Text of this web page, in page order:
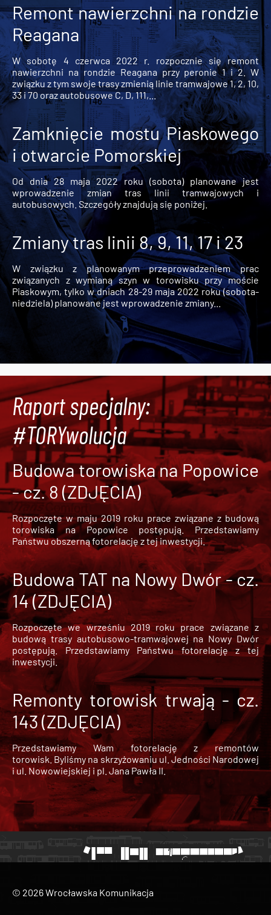
Remont nawierzchni na rondzie
Reagana
W sobotę 4 czerwca 2022 r. rozpocznie się remont
nawierzchni na rondzie Reagana przy peronie 1 i 2. W
związku z tym swoje trasy zmienią linie tramwajowe 1, 2, 10,
33 i 70 oraz autobusowe C, D, 111,...
Zamknięcie mostu Piaskowego
i otwarcie Pomorskiej
Od dnia 28 maja 2022 roku (sobota) planowane jest
wprowadzenie zmian tras linii tramwajowych i
autobusowych. Szczegóły znajdują się poniżej.
Zmiany tras linii 8, 9, 11, 17 i 23
W związku z planowanym przeprowadzeniem prac
związanych z wymianą szyn w torowisku przy moście
Piaskowym, tylko w dniach 28-29 maja 2022 roku (sobota-
niedziela) planowane jest wprowadzenie zmiany...
Raport specjalny:
#TORYwolucja
Budowa torowiska na Popowice
- cz. 8 (ZDJĘCIA)
Rozpoczęte w maju 2019 roku prace związane z budową
torowiska na Popowice
postępują. Przedstawiamy
Państwu obszerną fotorelację z tej inwestycji.
Budowa TAT na Nowy Dwór - cz.
14 (ZDJĘCIA)
Rozpoczęte we wrześniu 2019 roku prace związane z
budową trasy autobusowo-tramwajowej na Nowy Dwór
postępują. Przedstawiamy Państwu fotorelację z tej
inwestycji.
Remonty torowisk trwają - cz.
143 (ZDJĘCIA)
Przedstawiamy Wam fotorelację z remontów
torowisk. Byliśmy na skrzyżowaniu ul. Jedności Narodowej
i ul. Nowowiejskiej i pl. Jana Pawła II.
© 2026 Wrocławska Komunikacja